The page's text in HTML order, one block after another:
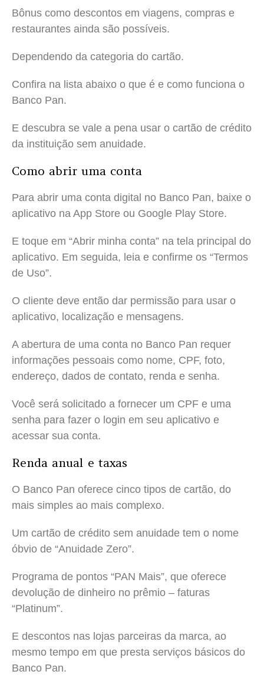
Bônus como descontos em viagens, compras e
restaurantes ainda são possíveis.
Dependendo da categoria do cartão.
Confira na lista abaixo o que é e como funciona o
Banco Pan.
E descubra se vale a pena usar o cartão de crédito
da instituição sem anuidade.
Como abrir uma conta
Para abrir uma conta digital no Banco Pan, baixe o
aplicativo na App Store ou Google Play Store.
E toque em “Abrir minha conta” na tela principal do
aplicativo. Em seguida, leia e confirme os “Termos
de Uso”.
O cliente deve então dar permissão para usar o
aplicativo, localização e mensagens.
A abertura de uma conta no Banco Pan requer
informações pessoais como nome, CPF, foto,
endereço, dados de contato, renda e senha.
Você será solicitado a fornecer um CPF e uma
senha para fazer o login em seu aplicativo e
acessar sua conta.
Renda anual e taxas
O Banco Pan oferece cinco tipos de cartão, do
mais simples ao mais complexo.
Um cartão de crédito sem anuidade tem o nome
óbvio de “Anuidade Zero”.
Programa de pontos “PAN Mais”, que oferece
devolução de dinheiro no prêmio – faturas
“Platinum”.
E descontos nas lojas parceiras da marca, ao
mesmo tempo em que presta serviços básicos do
Banco Pan.